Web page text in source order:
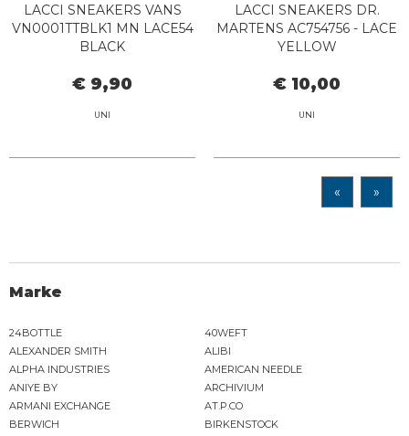
LACCI SNEAKERS VANS
VN0001TTBLK1 MN LACE54
BLACK
€ 9,90
UNI
LACCI SNEAKERS DR.
MARTENS AC754756 - LACE
YELLOW
€ 10,00
UNI
« »
Marke
24BOTTLE
40WEFT
ALEXANDER SMITH
ALIBI
ALPHA INDUSTRIES
AMERICAN NEEDLE
ANIYE BY
ARCHIVIUM
ARMANI EXCHANGE
AT.P.CO
BERWICH
BIRKENSTOCK